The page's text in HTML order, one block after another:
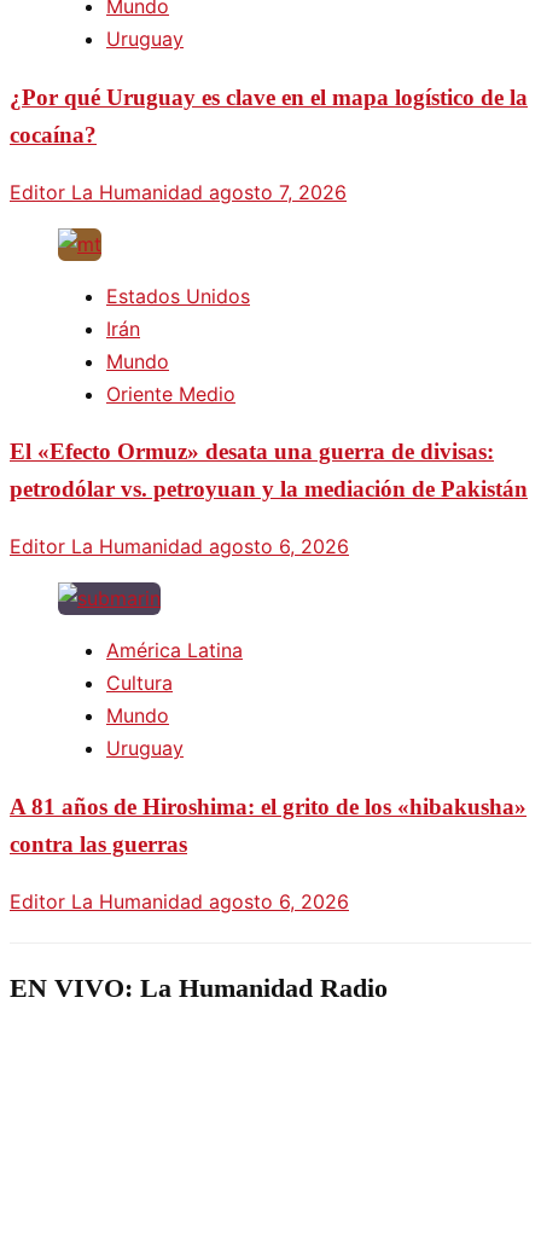
Mundo
Uruguay
¿Por qué Uruguay es clave en el mapa logístico de la
cocaína?
Editor La Humanidad agosto 7, 2026
Estados Unidos
Irán
Mundo
Oriente Medio
El «Efecto Ormuz» desata una guerra de divisas:
petrodólar vs. petroyuan y la mediación de Pakistán
Editor La Humanidad agosto 6, 2026
América Latina
Cultura
Mundo
Uruguay
A 81 años de Hiroshima: el grito de los «hibakusha»
contra las guerras
Editor La Humanidad agosto 6, 2026
EN VIVO: La Humanidad Radio